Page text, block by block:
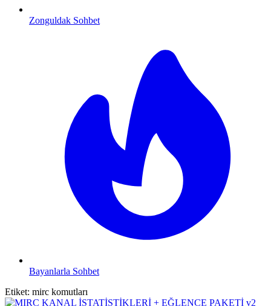
Zonguldak Sohbet
Bayanlarla Sohbet
Etiket: mirc komutları